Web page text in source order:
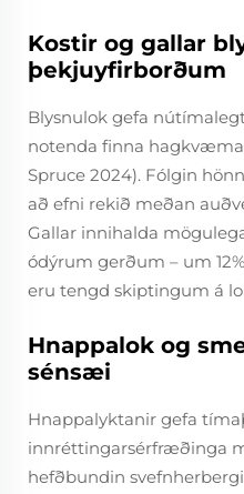
Kostir og gallar
þekjuyfirborðum
Blysnulok gefa
notenda finna
Spruce 2024). Fólgin
að efni rekið meðan
Gallar innihalda
ódýrum gerðum – um
eru tengd skiptingum á
Hnappalok og
sénsæi
Hnappalyktanir gefa
innréttingarsérfræðinga
hefðbundin